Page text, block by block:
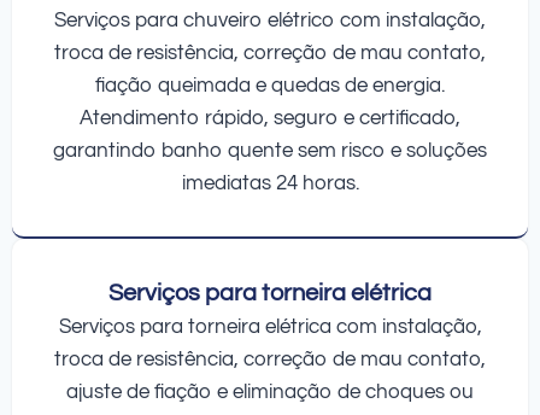
Serviços para chuveiro elétrico com instalação,
troca de resistência, correção de mau contato,
fiação queimada e quedas de energia.
Atendimento rápido, seguro e certificado,
garantindo banho quente sem risco e soluções
imediatas 24 horas.
Serviços para torneira elétrica
Serviços para torneira elétrica com instalação,
troca de resistência, correção de mau contato,
ajuste de fiação e eliminação de choques ou